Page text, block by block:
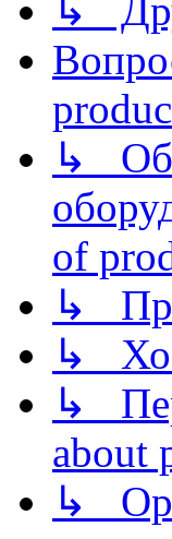
↳
↳
of
↳
↳
↳
about
↳